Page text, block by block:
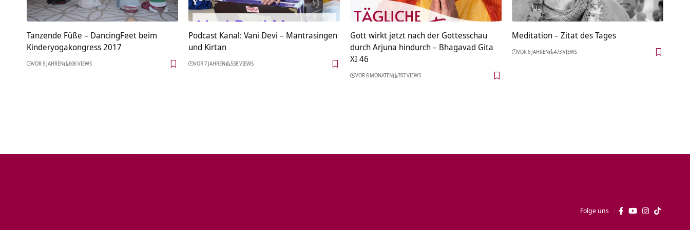
Tanzende Füße – DancingFeet beim
Kinderyogakongress 2017
VOR 9 JAHREN 606 VIEWS
Podcast Kanal: Vani Devi – Mantrasingen
und Kirtan
VOR 7 JAHREN 538 VIEWS
Gott wirkt jetzt nach der Gottesschau
durch Arjuna hindurch – Bhagavad Gita
XI 46
VOR 8 MONATEN 707 VIEWS
Meditation – Zitat des Tages
VOR 6 JAHREN 473 VIEWS
Folge uns